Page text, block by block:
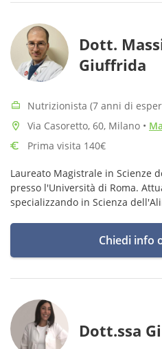
Dott.
Giuffrida
Nutrizionista (7 anni di
Via Casoretto, 60, Milano •
Prima visita 140€
Laureato Magistrale in Scienze
presso l'Università di Roma. Attualmente studente
specializzando in Scienza
Chiedi info
Dott.ssa